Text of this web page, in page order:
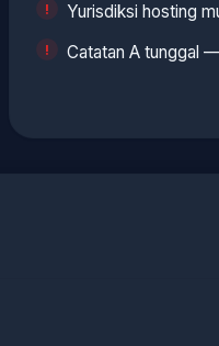
Yurisdiksi hosting
Catatan A tunggal